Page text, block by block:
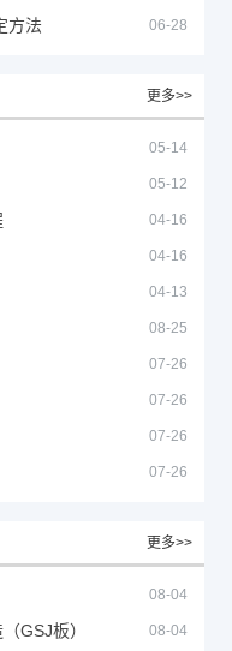
方法 06-28
更多>>
05-14
05-12
04-16
04-16
04-13
08-25
07-26
07-26
07-26
07-26
更多>>
08-04
GSJ板） 08-04